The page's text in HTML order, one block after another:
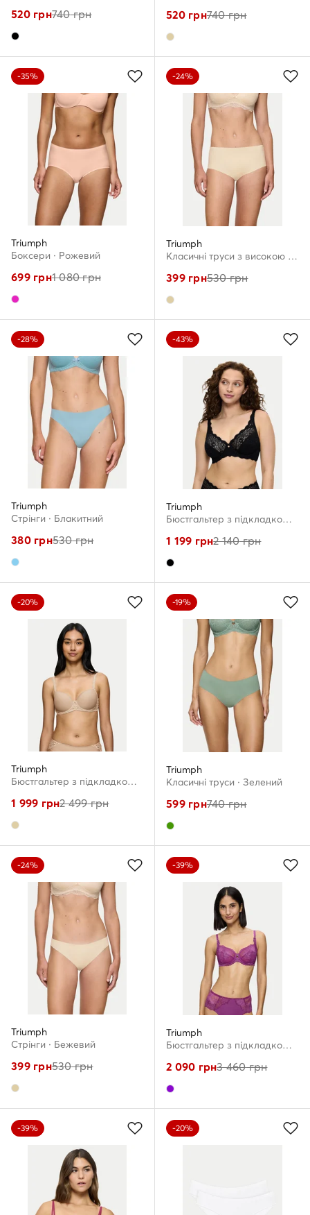
520грн740грн 520грн740грн
-35%
Triumph
Боксери · Рожевий
699грн1 080грн
-24%
Triumph
Класичні труси з високою талією · Бежевий
399грн530грн
-28%
Triumph
Стрінги · Блакитний
380грн530грн
-43%
Triumph
Бюстгальтер з підкладкою · Чорний
1 199 грн2 140грн
-20%
Triumph
Бюстгальтер з підкладкою · Бежевий
1 999 грн2 499грн
-19%
Triumph
Класичні труси · Зелений
599грн740грн
-24%
Triumph
Стрінги · Бежевий
399грн530грн
-39%
Triumph
Бюстгальтер з підкладкою · Фіолетовий
2 090 грн3 460грн
-39% -20%